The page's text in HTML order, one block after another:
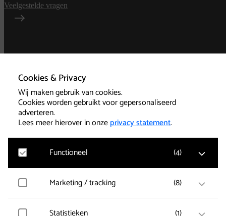
Cookies & Privacy
Wij maken gebruik van cookies.
Cookies worden gebruikt voor gepersonaliseerd
adverteren.
Lees meer hierover in onzeprivacy statement.
Functioneel (4)
Google Analytics
wordt gemeten en gebruikersgegevens worden
anoniem verzameld.
Marketing / tracking (8)
Vimeo Statistieken (1)
Veelgestelde vragen
voorwaarden
Privacy
Technische informatie
Cookies
Kassa 085-239 1501